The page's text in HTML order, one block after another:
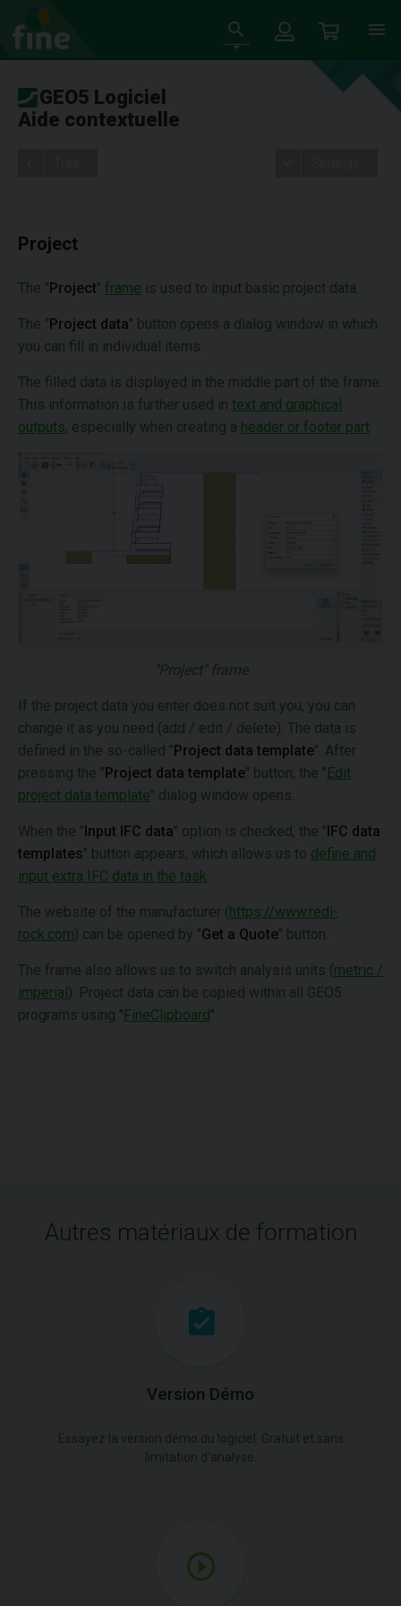
GEO5 Logiciel
Aide contextuelle
Project
The "Project" frame is used to input basic project data.
The "Project data" button opens a dialog window in which
you can fill in individual items.
The filled data is displayed in the middle part of the frame.
This information is further used in text and graphical
outputs, especially when creating a header or footer part
"Project" frame
If the project data you enter does not suit you, you can
change it as you need (add / edit / delete). The data is
defined in the so-called " Project data template". After
pressing the " Project data template" button, the " Edit
project data template" dialog window opens.
When the " Input IFC data" option is checked, the " IFC data
templates" button appears, which allows us to define and
input extra IFC data in the task
The website of the manufacturer ( https://www.redi-
rock.com) can be opened by "Get a Quote" button.
The frame also allows us to switch analysis units ( metric /
imperial ). Project data can be copied within all GEO5
programs using " FineClipboard".
Autres matériaux de formation
Version Démo